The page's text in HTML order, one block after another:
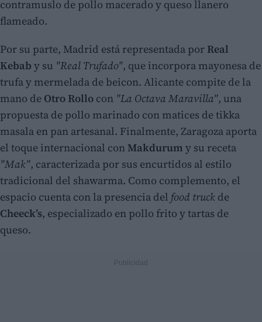
contramuslo de pollo macerado y queso llanero
flameado.
Por su parte, Madrid está representada por Real
Kebab y su "Real Trufado", que incorpora mayonesa de
trufa y mermelada de beicon. Alicante compite de la
mano de Otro Rollo con "La Octava Maravilla", una
propuesta de pollo marinado con matices de tikka
masala en pan artesanal. Finalmente, Zaragoza aporta
el toque internacional conMakdurum y su receta
"Mak", caracterizada por sus encurtidos al estilo
tradicional del shawarma. Como complemento, el
espacio cuenta con la presencia del food truck de
Cheeck’s, especializado en pollo frito y tartas de
queso.